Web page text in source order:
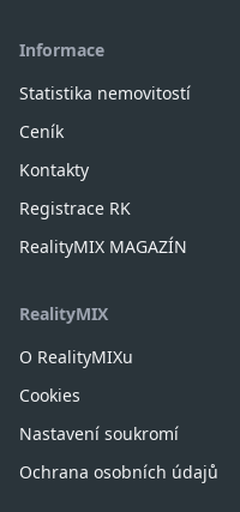
Informace
Statistika nemovitostí
Ceník
Kontakty
Registrace RK
RealityMIX MAGAZÍN
RealityMIX
O RealityMIXu
Cookies
Nastavení soukromí
Ochrana osobních údajů